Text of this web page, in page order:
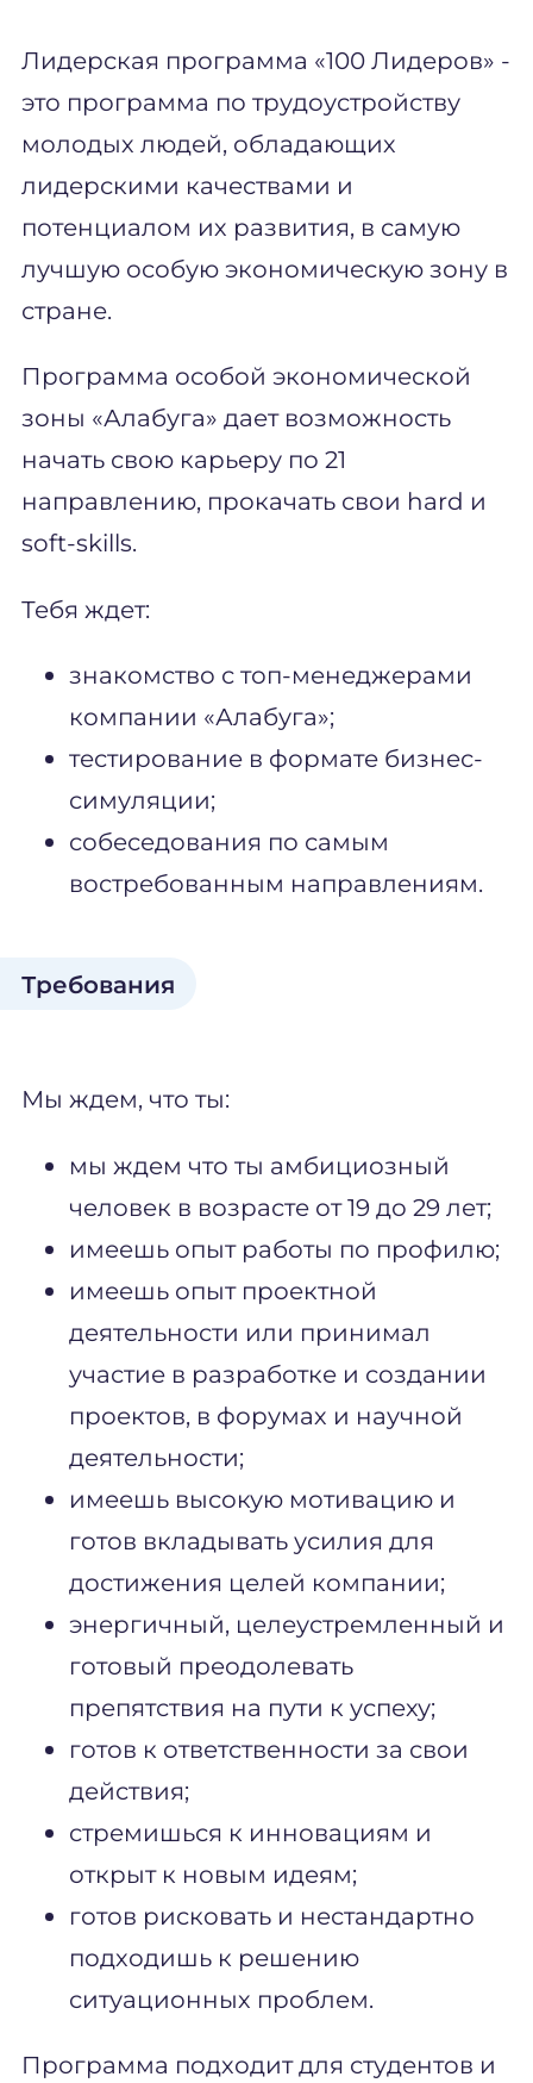
Лидерская программа «100 Лидеров» -
это программа по трудоустройству
молодых людей, обладающих
лидерскими качествами и
потенциалом их развития, в самую
лучшую особую экономическую зону в
стране.
Программа особой экономической
зоны «Алабуга» дает возможность
начать свою карьеру по 21
направлению, прокачать свои hard и
soft-skills.
Тебя ждет:
знакомство с топ-менеджерами
компании «Алабуга»;
тестирование в формате бизнес-
симуляции;
собеседования по самым
востребованным направлениям.
Требования
Мы ждем, что ты:
мы ждем что ты амбициозный
человек в возрасте от 19 до 29 лет;
имеешь опыт работы по профилю;
имеешь опыт проектной
деятельности или принимал
участие в разработке и создании
проектов, в форумах и научной
деятельности;
имеешь высокую мотивацию и
готов вкладывать усилия для
достижения целей компании;
энергичный, целеустремленный и
готовый преодолевать
препятствия на пути к успеху;
готов к ответственности за свои
действия;
стремишься к инновациям и
открыт к новым идеям;
готов рисковать и нестандартно
подходишь к решению
ситуационных проблем.
Программа подходит для студентов и